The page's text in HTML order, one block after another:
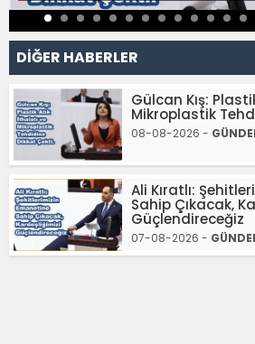
DİĞER HABERLER
Gülcan Kış:
Mikroplastik
08-08-2026 -
Ali Kıratlı:
Sahip Çıkacak,
Güçlendireceğiz
07-08-2026 -